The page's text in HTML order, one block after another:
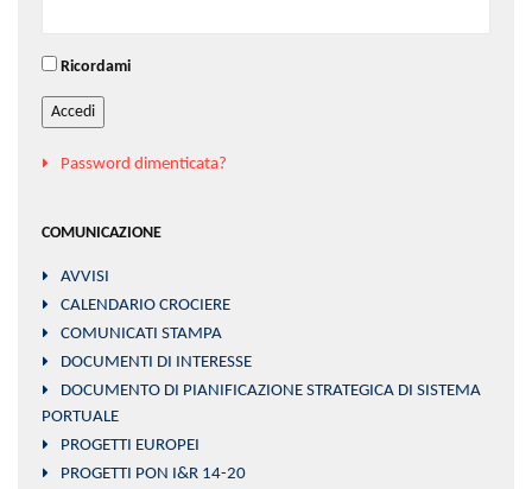
Ricordami
Accedi
Password dimenticata?
COMUNICAZIONE
AVVISI
CALENDARIO CROCIERE
COMUNICATI STAMPA
DOCUMENTI DI INTERESSE
DOCUMENTO DI PIANIFICAZIONE STRATEGICA DI SISTEMA
PORTUALE
PROGETTI EUROPEI
PROGETTI PON I&R 14-20